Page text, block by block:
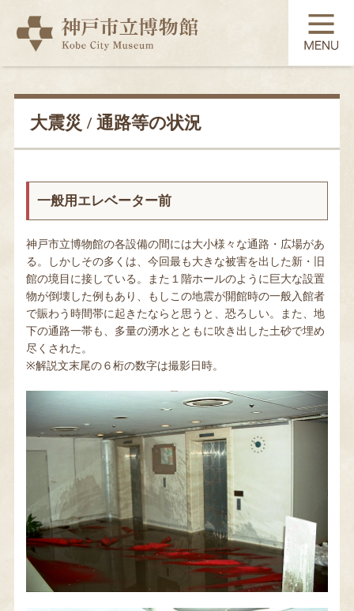
TOP
展覧会
コレクション
教育・学習
当館について
お知らせ・イベント
Language
大震災 / 通路等の状況
一般用エレベーター前
神戸市立博物館の各設備の間には大小様々な通路・広場があ
る。しかしその多くは、今回最も大きな被害を出した新・旧
館の境目に接している。また１階ホールのように巨大な設置
物が倒壊した例もあり、もしこの地震が開館時の一般入館者
で賑わう時間帯に起きたならと思うと、恐ろしい。また、地
下の通路一帯も、多量の湧水とともに吹き出した土砂で埋め
尽くされた。
※解説文末尾の６桁の数字は撮影日時。